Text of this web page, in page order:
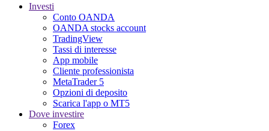
Investi
Conto OANDA
OANDA stocks account
TradingView
Tassi di interesse
App mobile
Cliente professionista
MetaTrader 5
Opzioni di deposito
Scarica l'app o MT5
Dove investire
Forex